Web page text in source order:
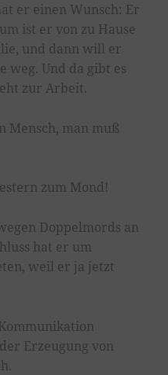
er einen Wunsch: Er
ist er von zu Hause
und dann will er
weg. Und da gibt es
zur Arbeit.
Mensch, man muß
zum Mond!
Doppelmords an
hat er um
weil er ja jetzt
Erzeugung von